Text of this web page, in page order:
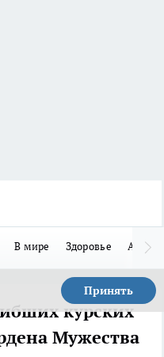
В мире Здоровье Авто
Принять
курских
Мужества